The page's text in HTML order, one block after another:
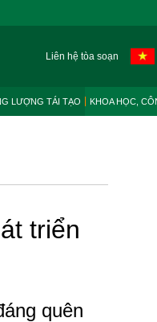
Liên hệ tòa soạn
LƯỢNG TÁI TẠO KHOA HỌC,
triển
quên